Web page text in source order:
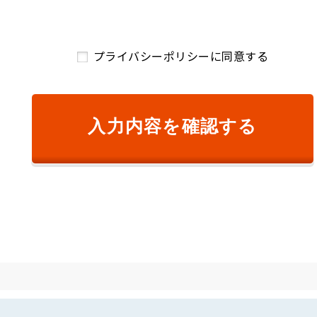
サービスの提供のため
変更前の利用目的と相当の関連性を有すると合理的に認められる
をいいます。以下同様です。）の漏えい、滅失または毀損の防
プライバシーポリシーに同意する
入力内容を確認する